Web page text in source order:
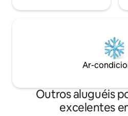
Ar-
Outros aluguéis
excelentes